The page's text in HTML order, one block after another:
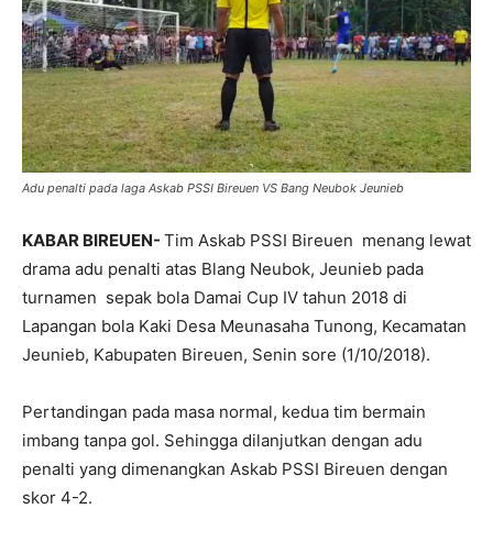
Adu penalti pada laga Askab PSSI Bireuen VS Bang Neubok Jeunieb
KABAR BIREUEN- Tim Askab PSSI Bireuen menang lewat
drama adu penalti atas Blang Neubok, Jeunieb pada
turnamen sepak bola Damai Cup IV tahun 2018 di
Lapangan bola Kaki Desa Meunasaha Tunong, Kecamatan
Jeunieb, Kabupaten Bireuen, Senin sore (1/10/2018).
Pertandingan pada masa normal, kedua tim bermain
imbang tanpa gol. Sehingga dilanjutkan dengan adu
penalti yang dimenangkan Askab PSSI Bireuen dengan
skor 4-2.